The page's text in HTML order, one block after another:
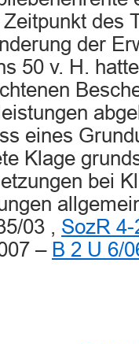
des
der
50 v. H.
eines
Klage
bei
03 , SozR
– B 2 U 6/